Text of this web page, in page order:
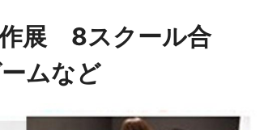
作展 8スクール合
ムなど